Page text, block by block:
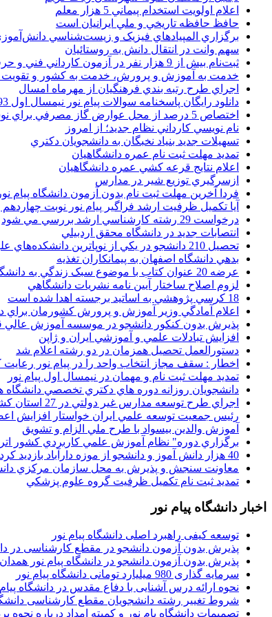
اعلام اولويت استخدام پيماني 5 هزار معلم
حافظ حافظه تاريخي و ملي ايرانيان است
برگزاري المپيادهاي فيزيک و زيست‌شناسي
سهم وانت در انتقال دانش به روستائيان
ثبت‌نام بيش از 9 هزار نفر در آزمون کارداني فني و حرفه‌اي
خدمت به آموزش و پرورش، خدمت به کشور و
اجراي طرح رتبه بندي فرهنگيان از مهرماه امسال
دانلود رایگان پاسخنامه سوالات پیام نور نیمسال اول 93-92
اختصاص 5 درصد از محل عوارض گاز مصرفي براي نوسازي مدارس
نام نويسي کارداني نظام جديد؛ از امروز
تسهيلات جديد بنياد نخبگان به دانشجويان دکتري
تمديد مهلت ثبت نام عمره دانشگاهيان
اعلام نتايج قرعه کشي عمره دانشگاهيان
ازسرگيري توزيع شير در مدارس
فردا آخرین مهلت ثبت نام بدون آزمون دانشگاه پیام نور
آیا تکمیل ظرفیت ارشد فراگیر پیام نور نوبت
درخواست 29 رشته کارشناسي ارشد بررسي مي شود
انتصابات جديد در دانشگاه محقق اردبيلي
تحصيل 210 دانشجو در يکي از نوپاترين دانشکده‌هاي علوم پزشکي کشور
بدهي دانشگاه اصفهان به پيمانکاران تغذيه
عرضه 20 عنوان کتاب با موضوع سبک زندگي به دانشگاه‌ها
لزوم اصلاح ساختار آيين نامه نشريات دانشگاهي
18 کرسي پژوهشي به اساتيد برجسته اهدا شده است
اعلام آمادگي وزير آموزش و پرورش کشورمان براي
پذيرش بدون کنکور دانشجو در موسسه آموزش
افزايش تبادلات علمي و آموزشي ايران و ژاپن
دستورالعمل تحصیل همزمان در دو رشته اعلام شد
اخطار : سقف مجاز انتخاب واحد را در پیام نور رعایت
تمدید مهلت ثبت نام و مهمان در نیمسال اول پیام نور
دانشجويان روزانه دوره هاي دكتري تخصصي دانشگاه
اجراي طرح توسعه مدارس غير دولتي در 27 استان کشور
رئيس جمعيت توسعه علمي ايران خواستار افزايش
آموزش والدين بيسواد با طرح ملي الزام و تشويق
برگزاري دوره" نظام آموزش علمي كاربردي كشور
40 هزار دانش آموز و دانشجو از موزه دارآباد بازديد کردند
معاونت سنجش و پذيرش به محل سازمان مرکزي
تمديد ثبت نام تکميل ظرفيت گروه علوم پزشکي
اخبار دانشگاه پیام نور
توسعه کیفی راهبرد اصلی دانشگاه پیام نور
پذیرش بدون آزمون دانشجو در مقطع کارشناسی در
پذیرش بدون آزمون دانشجو در دانشگاه پیام نور همدان
سرمایه گذاری 980 میلیارد تومانی دانشگاه پیام نور
نحوه ارائه درس آشنایی با دفاع مقدس در دانشگاه پیام
شروط تغییر رشته دانشجویان مقطع کارشناسی
تصمیمات دانشگاه یام نور و کمیته امداد درباره نحوه